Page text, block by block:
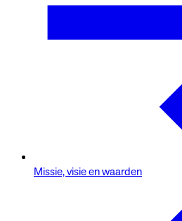
Missie, visie en waarden